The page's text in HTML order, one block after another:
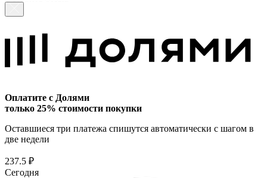
Оплатите с Долями
только 25% стоимости покупки
Оставшиеся три платежа спишутся автоматически с шагом в
две недели
237.5 ₽
Сегодня